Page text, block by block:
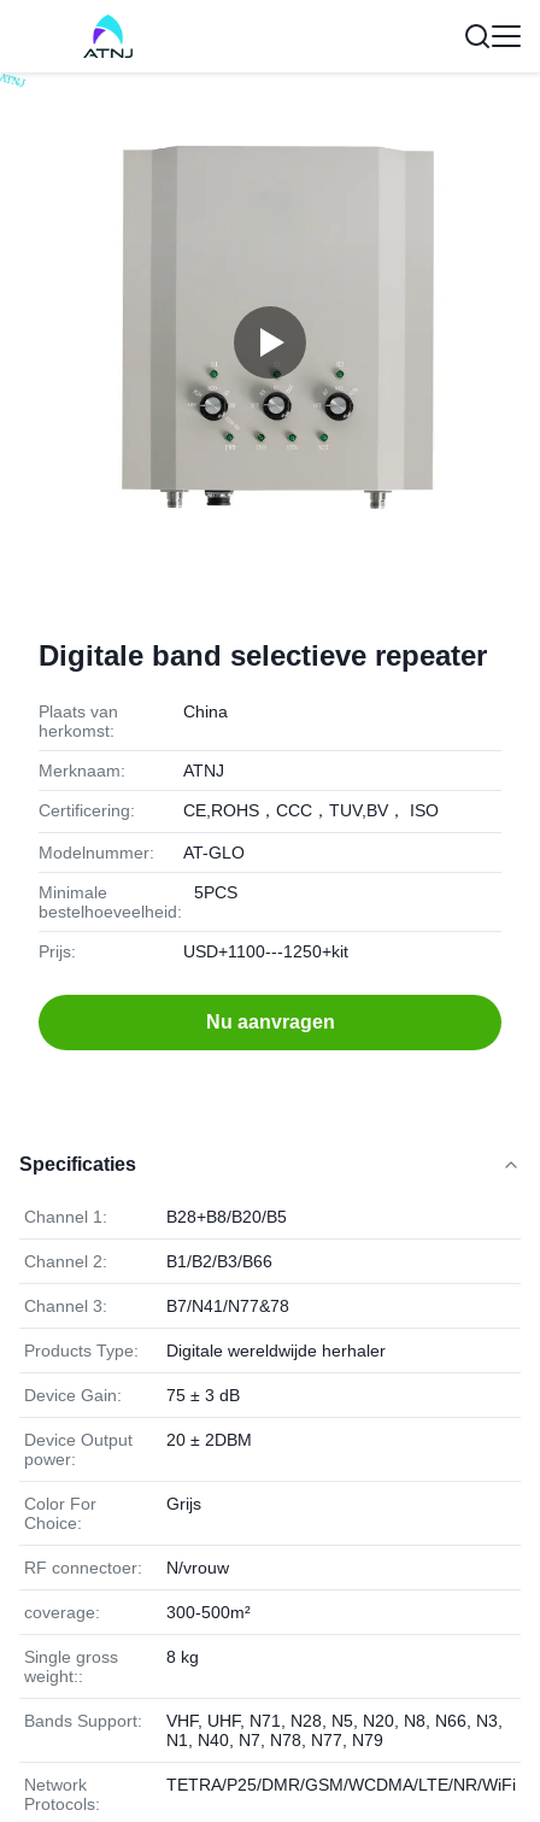
Digitale band selectieve repeater
Plaats van
herkomst:
China
Merknaam: ATNJ
Certificering: CE,ROHS，CCC，TUV,BV， ISO
Modelnummer: AT-GLO
Minimale
bestelhoeveelheid:
5PCS
Prijs: USD+1100---1250+kit
Nu aanvragen
Specificaties
Channel 1: B28+B8/B20/B5
Channel 2: B1/B2/B3/B66
Channel 3: B7/N41/N77&78
Products Type: Digitale wereldwijde herhaler
Device Gain: 75 ± 3 dB
Device Output
power:
20 ± 2DBM
Color For
Choice:
Grijs
RF connectoer: N/vrouw
coverage: 300-500m²
Single gross
weight::
8 kg
Bands Support:
VHF, UHF, N71, N28, N5, N20, N8, N66, N3,
N1, N40, N7, N78, N77, N79
Network
Protocols:
TETRA/P25/DMR/GSM/WCDMA/LTE/NR/WiFi